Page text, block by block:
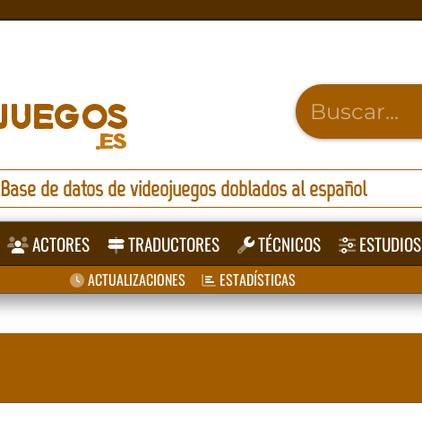
Base de datos de videojuegos doblados al español
ACTORES TRADUCTORES TÉCNICOS ESTUDIOS
ACTUALIZACIONES ESTADÍSTICAS